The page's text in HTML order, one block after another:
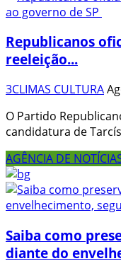
Republicanos
reeleição...
3CLIMAS CULTURA
O Partido
candidatura de
AGÊNCIA DE
Saiba como
diante do